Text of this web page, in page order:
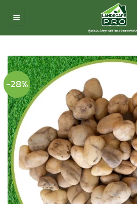
-28%